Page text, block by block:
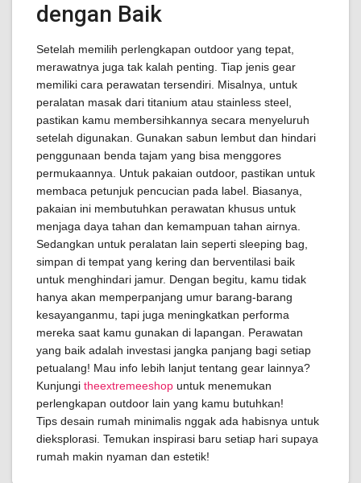
dengan Baik
Setelah memilih perlengkapan outdoor yang tepat,
merawatnya juga tak kalah penting. Tiap jenis gear
memiliki cara perawatan tersendiri. Misalnya, untuk
peralatan masak dari titanium atau stainless steel,
pastikan kamu membersihkannya secara menyeluruh
setelah digunakan. Gunakan sabun lembut dan hindari
penggunaan benda tajam yang bisa menggores
permukaannya. Untuk pakaian outdoor, pastikan untuk
membaca petunjuk pencucian pada label. Biasanya,
pakaian ini membutuhkan perawatan khusus untuk
menjaga daya tahan dan kemampuan tahan airnya.
Sedangkan untuk peralatan lain seperti sleeping bag,
simpan di tempat yang kering dan berventilasi baik
untuk menghindari jamur. Dengan begitu, kamu tidak
hanya akan memperpanjang umur barang-barang
kesayanganmu, tapi juga meningkatkan performa
mereka saat kamu gunakan di lapangan. Perawatan
yang baik adalah investasi jangka panjang bagi setiap
petualang! Mau info lebih lanjut tentang gear lainnya?
Kunjungi theextremeeshop untuk menemukan
perlengkapan outdoor lain yang kamu butuhkan!
Tips desain rumah minimalis nggak ada habisnya untuk
dieksplorasi. Temukan inspirasi baru setiap hari supaya
rumah makin nyaman dan estetik!